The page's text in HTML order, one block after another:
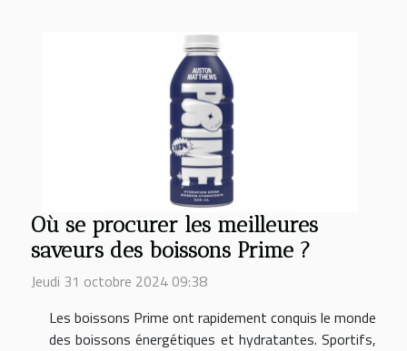
Où se procurer les meilleures
saveurs des boissons Prime ?
Jeudi 31 octobre 2024 09:38
Les boissons Prime ont rapidement conquis le monde
des boissons énergétiques et hydratantes. Sportifs,